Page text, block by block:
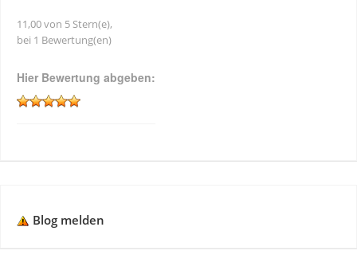
11,00 von 5 Stern(e),
bei 1 Bewertung(en)
Hier Bewertung abgeben:
Blog melden